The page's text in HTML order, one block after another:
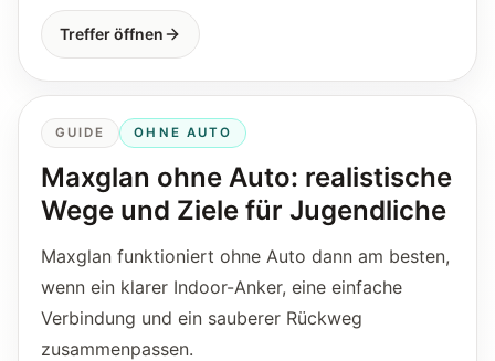
Treffer öffnen
GUIDE OHNE AUTO
Maxglan ohne Auto: realistische
Wege und Ziele für Jugendliche
Maxglan funktioniert ohne Auto dann am besten,
wenn ein klarer Indoor-Anker, eine einfache
Verbindung und ein sauberer Rückweg
zusammenpassen.